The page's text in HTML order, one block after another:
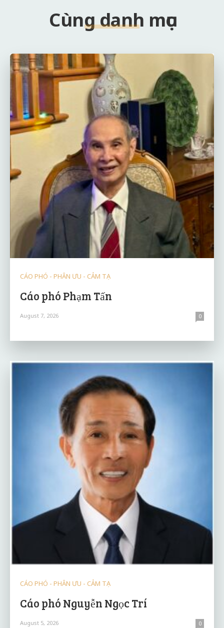
Cùng danh mục
CÁO PHÓ - PHÂN ƯU - CẢM TẠ
Cáo phó Phạm Tấn
August 7, 2026 0
CÁO PHÓ - PHÂN ƯU - CẢM TẠ
Cáo phó Nguyễn Ngọc Trí
August 5, 2026 0